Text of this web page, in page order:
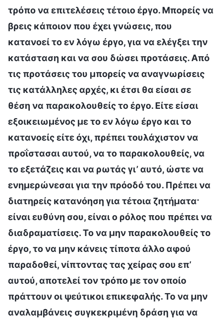
τρόπο να επιτελέσεις τέτοιο έργο. Μπορείς να
βρεις κάποιον που έχει γνώσεις, που
κατανοεί το εν λόγω έργο, για να ελέγξει την
κατάσταση και να σου δώσει προτάσεις. Από
τις προτάσεις του μπορείς να αναγνωρίσεις
τις κατάλληλες αρχές, κι έτσι θα είσαι σε
θέση να παρακολουθείς το έργο. Είτε είσαι
εξοικειωμένος με το εν λόγω έργο και το
κατανοείς είτε όχι, πρέπει τουλάχιστον να
προΐστασαι αυτού, να το παρακολουθείς, να
το εξετάζεις και να ρωτάς γι’ αυτό, ώστε να
ενημερώνεσαι για την πρόοδό του. Πρέπει να
διατηρείς κατανόηση για τέτοια ζητήματα·
είναι ευθύνη σου, είναι ο ρόλος που πρέπει να
διαδραματίσεις. Το να μην παρακολουθείς το
έργο, το να μην κάνεις τίποτα άλλο αφού
παραδοθεί, νίπτοντας τας χείρας σου επ’
αυτού, αποτελεί τον τρόπο με τον οποίο
πράττουν οι ψεύτικοι επικεφαλής. Το να μην
αναλαμβάνεις συγκεκριμένη δράση για να